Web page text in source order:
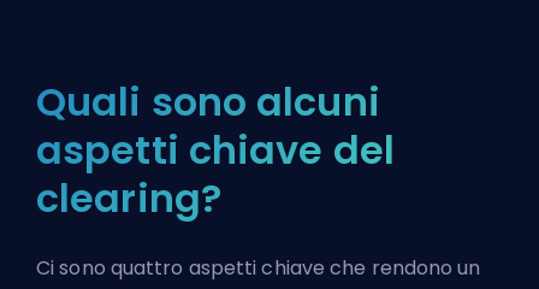
Quali sono alcuni
aspetti chiave del
clearing?
Ci sono quattro aspetti chiave che rendono un